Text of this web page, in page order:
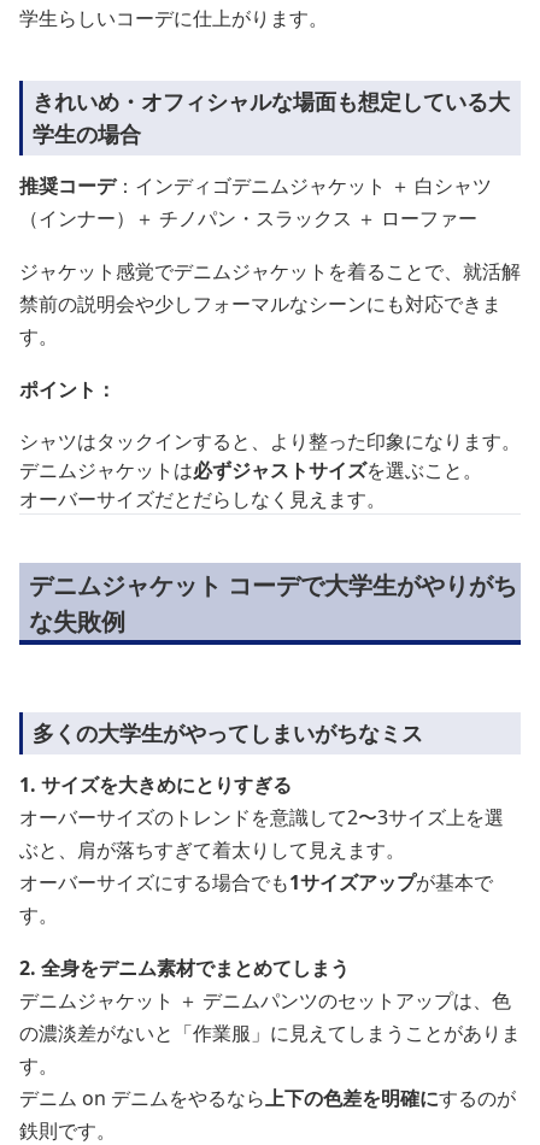
学生らしいコーデに仕上がります。
きれいめ・オフィシャルな場面も想定している大
学生の場合
推奨コーデ：インディゴデニムジャケット ＋ 白シャツ
（インナー）＋ チノパン・スラックス ＋ ローファー
ジャケット感覚でデニムジャケットを着ることで、就活解
禁前の説明会や少しフォーマルなシーンにも対応できま
す。
ポイント：
シャツはタックインすると、より整った印象になります。
デニムジャケットは必ずジャストサイズを選ぶこと。
オーバーサイズだとだらしなく見えます。
デニムジャケット コーデで大学生がやりがち
な失敗例
多くの大学生がやってしまいがちなミス
1. サイズを大きめにとりすぎる
オーバーサイズのトレンドを意識して2〜3サイズ上を選
ぶと、肩が落ちすぎて着太りして見えます。
オーバーサイズにする場合でも1サイズアップが基本で
す。
2. 全身をデニム素材でまとめてしまう
デニムジャケット ＋ デニムパンツのセットアップは、色
の濃淡差がないと「作業服」に見えてしまうことがありま
す。
デニム on デニムをやるなら上下の色差を明確にするのが
鉄則です。